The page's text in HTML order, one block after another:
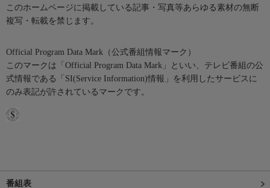
このホームページに掲載している記事・写真等あらゆる素材の無断
複写・転載を禁じます。
Official Program Data Mark（公式番組情報マーク）
このマークは「Official Program Data Mark」といい、テレビ番組の公
式情報である「SI(Service Information)情報」を利用したサービスに
のみ表記が許されているマークです。
番組表